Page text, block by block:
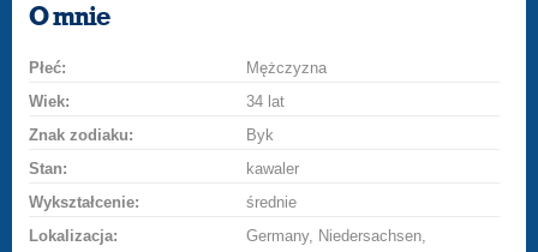
O mnie
Płeć:
Mężczyzna
Wiek:
34 lat
Znak zodiaku:
Byk
Stan:
kawaler
Wykształcenie:
średnie
Lokalizacja:
Germany, Niedersachsen,